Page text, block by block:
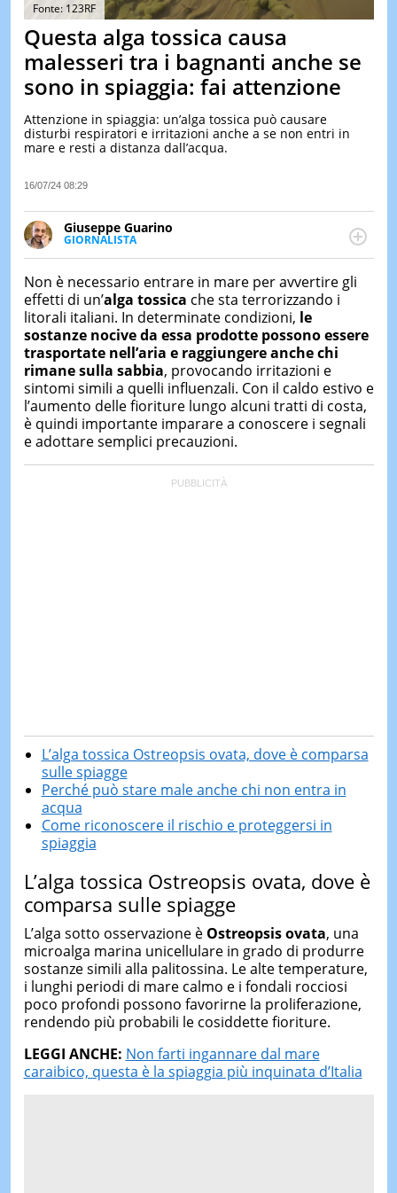
TEST
&
DI
IERI
Fonte: 123RF
Questa alga tossica causa
malesseri tra i bagnanti anche se
sono in spiaggia: fai attenzione
Attenzione in spiaggia: un’alga tossica può causare
disturbi respiratori e irritazioni anche a se non entri in
mare e resti a distanza dall’acqua.
16/07/24 08:29
Giuseppe Guarino
GIORNALISTA
Ph(D) in Diritto Comparato e processi di
particolare sulla Storia contemporanea di America
Latina e Spagna. Collabora con numerose testate ed
è presidente dell'Associazione Culturale "La
Biblioteca del Sannio".
Non è necessario entrare in mare per avvertire gli
effetti di un’alga tossica che sta terrorizzando i
litorali italiani. In determinate condizioni, le
sostanze nocive da essa prodotte possono essere
trasportate nell’aria e raggiungere anche chi
rimane sulla sabbia, provocando irritazioni e
sintomi simili a quelli influenzali. Con il caldo estivo e
l’aumento delle fioriture lungo alcuni tratti di costa,
è quindi importante imparare a conoscere i segnali
e adottare semplici precauzioni.
L’alga tossica Ostreopsis ovata, dove è comparsa
sulle spiagge
Perché può stare male anche chi non entra in
acqua
Come riconoscere il rischio e proteggersi in
spiaggia
L’alga tossica Ostreopsis ovata, dove è
comparsa sulle spiagge
L’alga sotto osservazione è Ostreopsis ovata, una
microalga marina unicellulare in grado di produrre
sostanze simili alla palitossina. Le alte temperature,
i lunghi periodi di mare calmo e i fondali rocciosi
poco profondi possono favorirne la proliferazione,
rendendo più probabili le cosiddette fioriture.
LEGGI ANCHE: Non farti ingannare dal mare
caraibico, questa è la spiaggia più inquinata d’Italia